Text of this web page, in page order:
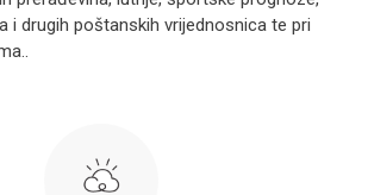
i drugih poštanskih vrijednosnica te pri